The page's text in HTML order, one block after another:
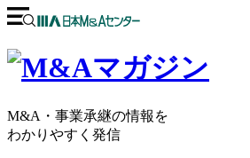
M&A・事業承継の情報を
わかりやすく発信